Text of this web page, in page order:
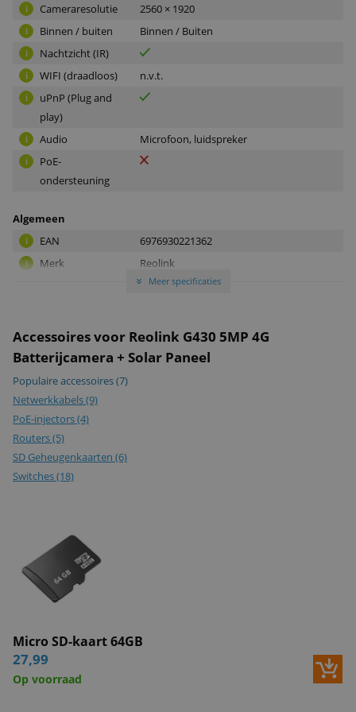
i Cameraresolutie 2560 × 1920
i Binnen / buiten Binnen / Buiten
i Nachtzicht (IR)
i WIFI (draadloos) n.v.t.
i
uPnP (Plug and
play)
i Audio Microfoon, luidspreker
i
PoE-
ondersteuning
Algemeen
i EAN 6976930221362
i Merk Reolink
2 jaar
SD-kaartslot Ja, max 128 GB
Gebruik Binnen/Buiten (IP64)
Opslag via
Dropbox
i
Compatible met
NAS
i
ONVIF-
gecertificeerd
Audiodetectie
i Snapshot alert
Tekst alert
i IR-cut
» Meer specificaties
Accessoires voor Reolink G430 5MP 4G
Batterijcamera + Solar Paneel
Populaire accessoires(7)
Netwerkkabels(9)
PoE-injectors(4)
Routers(5)
SD Geheugenkaarten (6)
Switches(18)
Micro SD-kaart 64GB
27,99
Op voorraad